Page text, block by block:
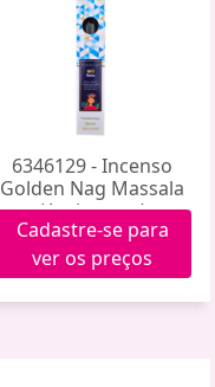
6346129 - Incenso
Golden Nag Massala
(Anti-stress)
Cadastre-se para
ver os preços